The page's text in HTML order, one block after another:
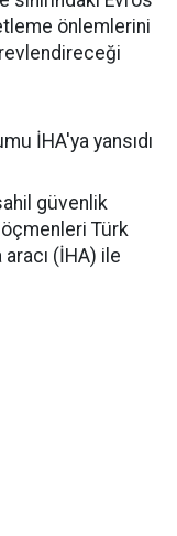
önlemlerini
İHA'ya yansıdı
güvenlik
Türk
aracı (İHA) ile